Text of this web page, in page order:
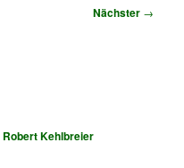
Nächster →
Robert Kehlbreier